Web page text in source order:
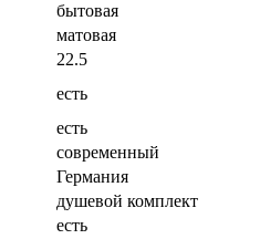
бытовая
матовая
22.5
есть
есть
современный
Германия
душевой комплект
есть